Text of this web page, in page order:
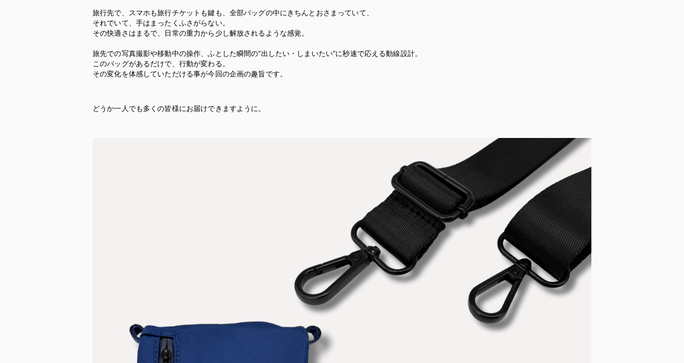
旅行先で、スマホも旅行チケットも鍵も、全部バッグの中にきちんとおさまっていて、
それでいて、手はまったくふさがらない。
その快適さはまるで、日常の重力から少し解放されるような感覚。
旅先での写真撮影や移動中の操作、ふとした瞬間の“出したい・しまいたい”に秒速で応える動線設計。
このバッグがあるだけで、行動が変わる。
その変化を体感していただける事が今回の企画の趣旨です。
どうか一人でも多くの皆様にお届けできますように。